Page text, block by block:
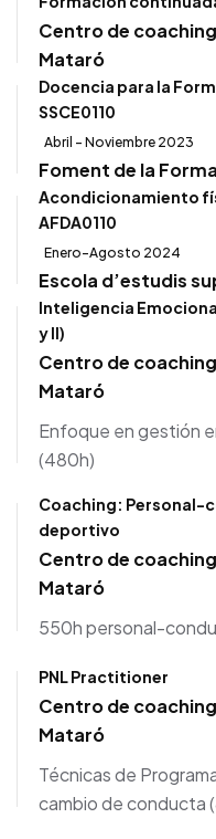
Centro de
Mataró
Docencia para la
SSCE0110
Abril - Noviembre 2023
Foment de la
Acondicionamiento
AFDA0110
Enero-Agosto 2024
Escola d’estudis
Inteligencia
y II)
Centro de
Mataró
Enfoque en gestión
(480h)
Coaching: Personal-
deportivo
Centro de
Mataró
550h personal-
PNL Practitioner
Centro de
Mataró
Técnicas de
cambio de conducta